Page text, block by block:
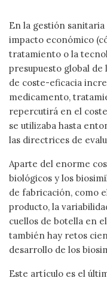
En la gestión
impacto económico
tratamiento o la
presupuesto global
de coste-eficacia
medicamento,
repercutirá en el
se utilizaba hasta
las directrices de
Aparte del enorme
biológicos y los
de fabricación, como
producto, la
cuellos de botella en
también hay retos
desarrollo de los
Este artículo es el